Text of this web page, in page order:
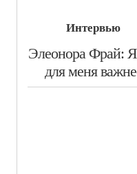
Интервью
Элеонора Фрай:
для меня